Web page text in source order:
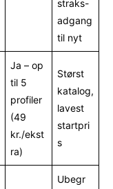
straks-
adgang
til nyt
Ja – op
til 5
profiler
(49
kr./ekst
ra)
Størst
katalog,
lavest
startpri
s
Ubegr